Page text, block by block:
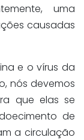
uma
causadas
e o vírus da
nós devemos
que elas se
de
a circulação